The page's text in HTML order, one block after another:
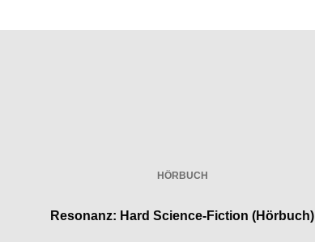
HÖRBUCH
Resonanz: Hard Science-Fiction (Hörbuch)